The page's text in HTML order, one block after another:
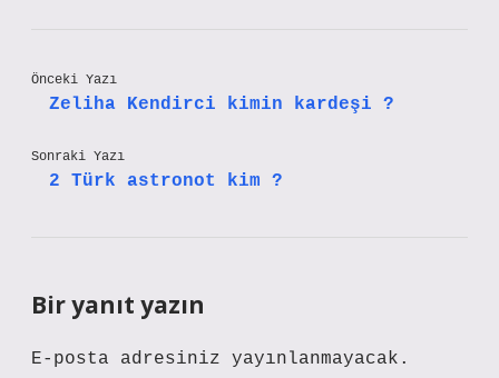
Önceki Yazı
Zeliha Kendirci kimin kardeşi ?
Sonraki Yazı
2 Türk astronot kim ?
Bir yanıt yazın
E-posta adresiniz yayınlanmayacak.